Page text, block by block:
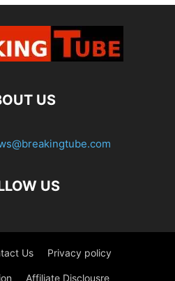
US
US
Us Privacy policy
Affiliate Disclousre